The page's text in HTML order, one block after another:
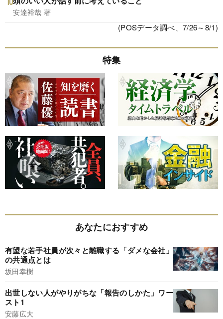
安達裕哉 著
(POSデータ調べ、7/26～8/1)
特集
あなたにおすすめ
有望な若手社員が次々と離職する「ダメな会社」
の共通点とは
坂田幸樹
出世しない人がやりがちな「報告のしかた」ワー
スト1
安藤広大